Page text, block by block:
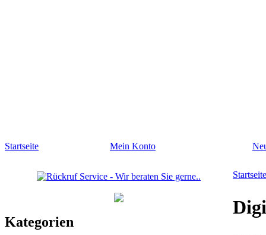
Startseite Mein Konto
Kategorien
Startseite